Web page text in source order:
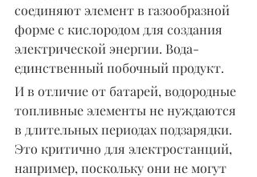
соединяют элемент в газообразной
форме с кислородом для создания
электрической энергии. Вода-
единственный побочный продукт.
И в отличие от батарей, водородные
топливные элементы не нуждаются
в длительных периодах подзарядки.
Это критично для электростанций,
например, поскольку они не могут